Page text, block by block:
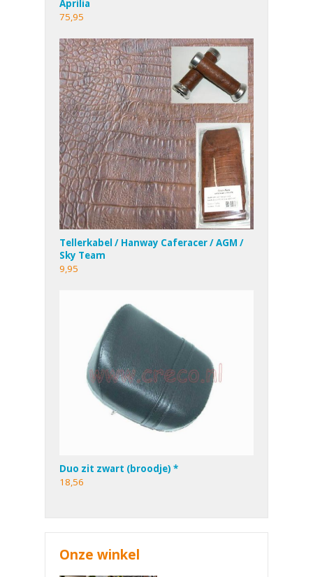
Aprilia
75,95
Tellerkabel / Hanway Caferacer / AGM /
Sky Team
9,95
Duo zit zwart (broodje) *
18,56
Onze winkel